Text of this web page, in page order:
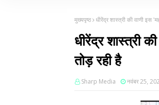
मुख्यपृष्ठ धीरेंद्र शास्त्री की वाणी इस
धीरेंद्र शास्त्री
तोड़ रही है
Sharp Media नवंबर 25,